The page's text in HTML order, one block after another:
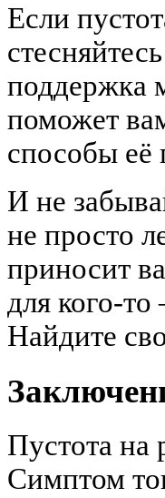
Если
поддержка
поможет
способы её
И не
не просто
приносит
для кого-
Найдите
Пустота на
Симптом